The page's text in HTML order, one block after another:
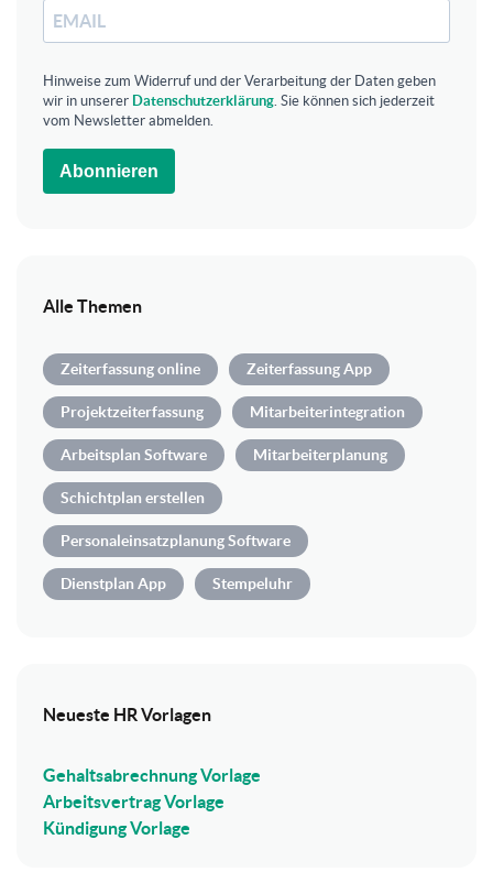
Hinweise zum Widerruf und der Verarbeitung der Daten geben
wir in unserer Datenschutzerklärung . Sie können sich jederzeit
vom Newsletter abmelden.
Abonnieren
Alle Themen
Zeiterfassung online Zeiterfassung App
Projektzeiterfassung Mitarbeiterintegration
Arbeitsplan Software Mitarbeiterplanung
Schichtplan erstellen
Personaleinsatzplanung Software
Dienstplan App Stempeluhr
Neueste HR Vorlagen
Gehaltsabrechnung Vorlage
Arbeitsvertrag Vorlage
Kündigung Vorlage